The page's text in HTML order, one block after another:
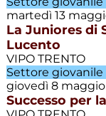
martedì 13
La Juniores di
Lucento
VIPO TRENTO
Settore giovanile
giovedì 8 maggio
Successo per
Juniores E.
Villazzano
L'editoriale